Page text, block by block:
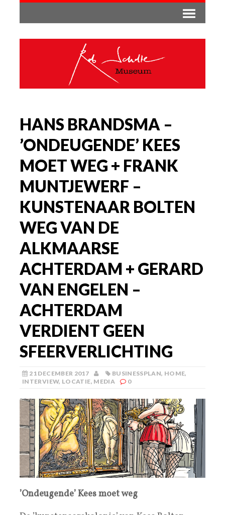
HANS BRANDSMA –
’ONDEUGENDE’ KEES
MOET WEG + FRANK
MUNTJEWERF –
KUNSTENAAR BOLTEN
WEG VAN DE
ALKMAARSE
ACHTERDAM + GERARD
VAN ENGELEN –
ACHTERDAM
VERDIENT GEEN
SFEERVERLICHTING
21 DECEMBER 2017 BUSINESSPLAN, HOME,
INTERVIEW, LOCATIE, MEDIA 0
’Ondeugende’ Kees moet weg